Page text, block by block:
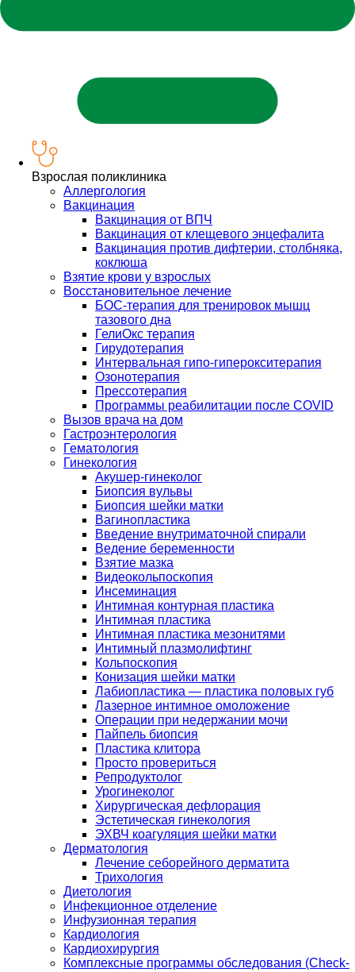
Взрослая поликлиника
Аллергология
Вакцинация
Вакцинация от ВПЧ
Вакцинация от клещевого энцефалита
Вакцинация против дифтерии, столбняка,
коклюша
Взятие крови у взрослых
Восстановительное лечение
БОС-терапия для тренировок мышц
тазового дна
ГелиОкс терапия
Гирудотерапия
Интервальная гипо-гиперокситерапия
Озонотерапия
Прессотерапия
Программы реабилитации после СOVID
Вызов врача на дом
Гастроэнтерология
Гематология
Гинекология
Акушер-гинеколог
Биопсия вульвы
Биопсия шейки матки
Вагинопластика
Введение внутриматочной спирали
Ведение беременности
Взятие мазка
Видеокольпоскопия
Инсеминация
Интимная контурная пластика
Интимная пластика
Интимная пластика мезонитями
Интимный плазмолифтинг
Кольпоскопия
Конизация шейки матки
Лабиопластика — пластика половых губ
Лазерное интимное омоложение
Операции при недержании мочи
Пайпель биопсия
Пластика клитора
Просто провериться
Репродуктолог
Урогинеколог
Хирургическая дефлорация
Эстетическая гинекология
ЭХВЧ коагуляция шейки матки
Дерматология
Лечение себорейного дерматита
Трихология
Диетология
Инфекционное отделение
Инфузионная терапия
Кардиология
Кардиохирургия
Комплексные программы обследования (Check-